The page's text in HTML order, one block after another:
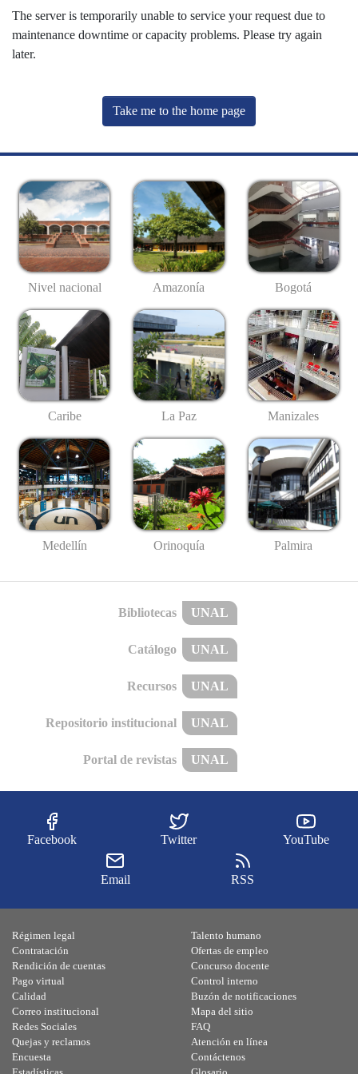
The server is temporarily unable to service your request due to
maintenance downtime or capacity problems. Please try again
later.
Take me to the home page
Nivel nacional Amazonía Bogotá
Caribe La Paz Manizales
Medellín Orinoquía Palmira
Bibliotecas UNAL
Catálogo UNAL
Recursos UNAL
Repositorio institucional UNAL
Portal de revistas UNAL
Facebook Twitter YouTube
Email RSS
Régimen legal
Contratación
Rendición de cuentas
Pago virtual
Calidad
Talento humano
Ofertas de empleo
Concurso docente
Control interno
Buzón de notificaciones
Correo institucional
Redes Sociales
Quejas y reclamos
Encuesta
Mapa del sitio
FAQ
Atención en línea
Contáctenos